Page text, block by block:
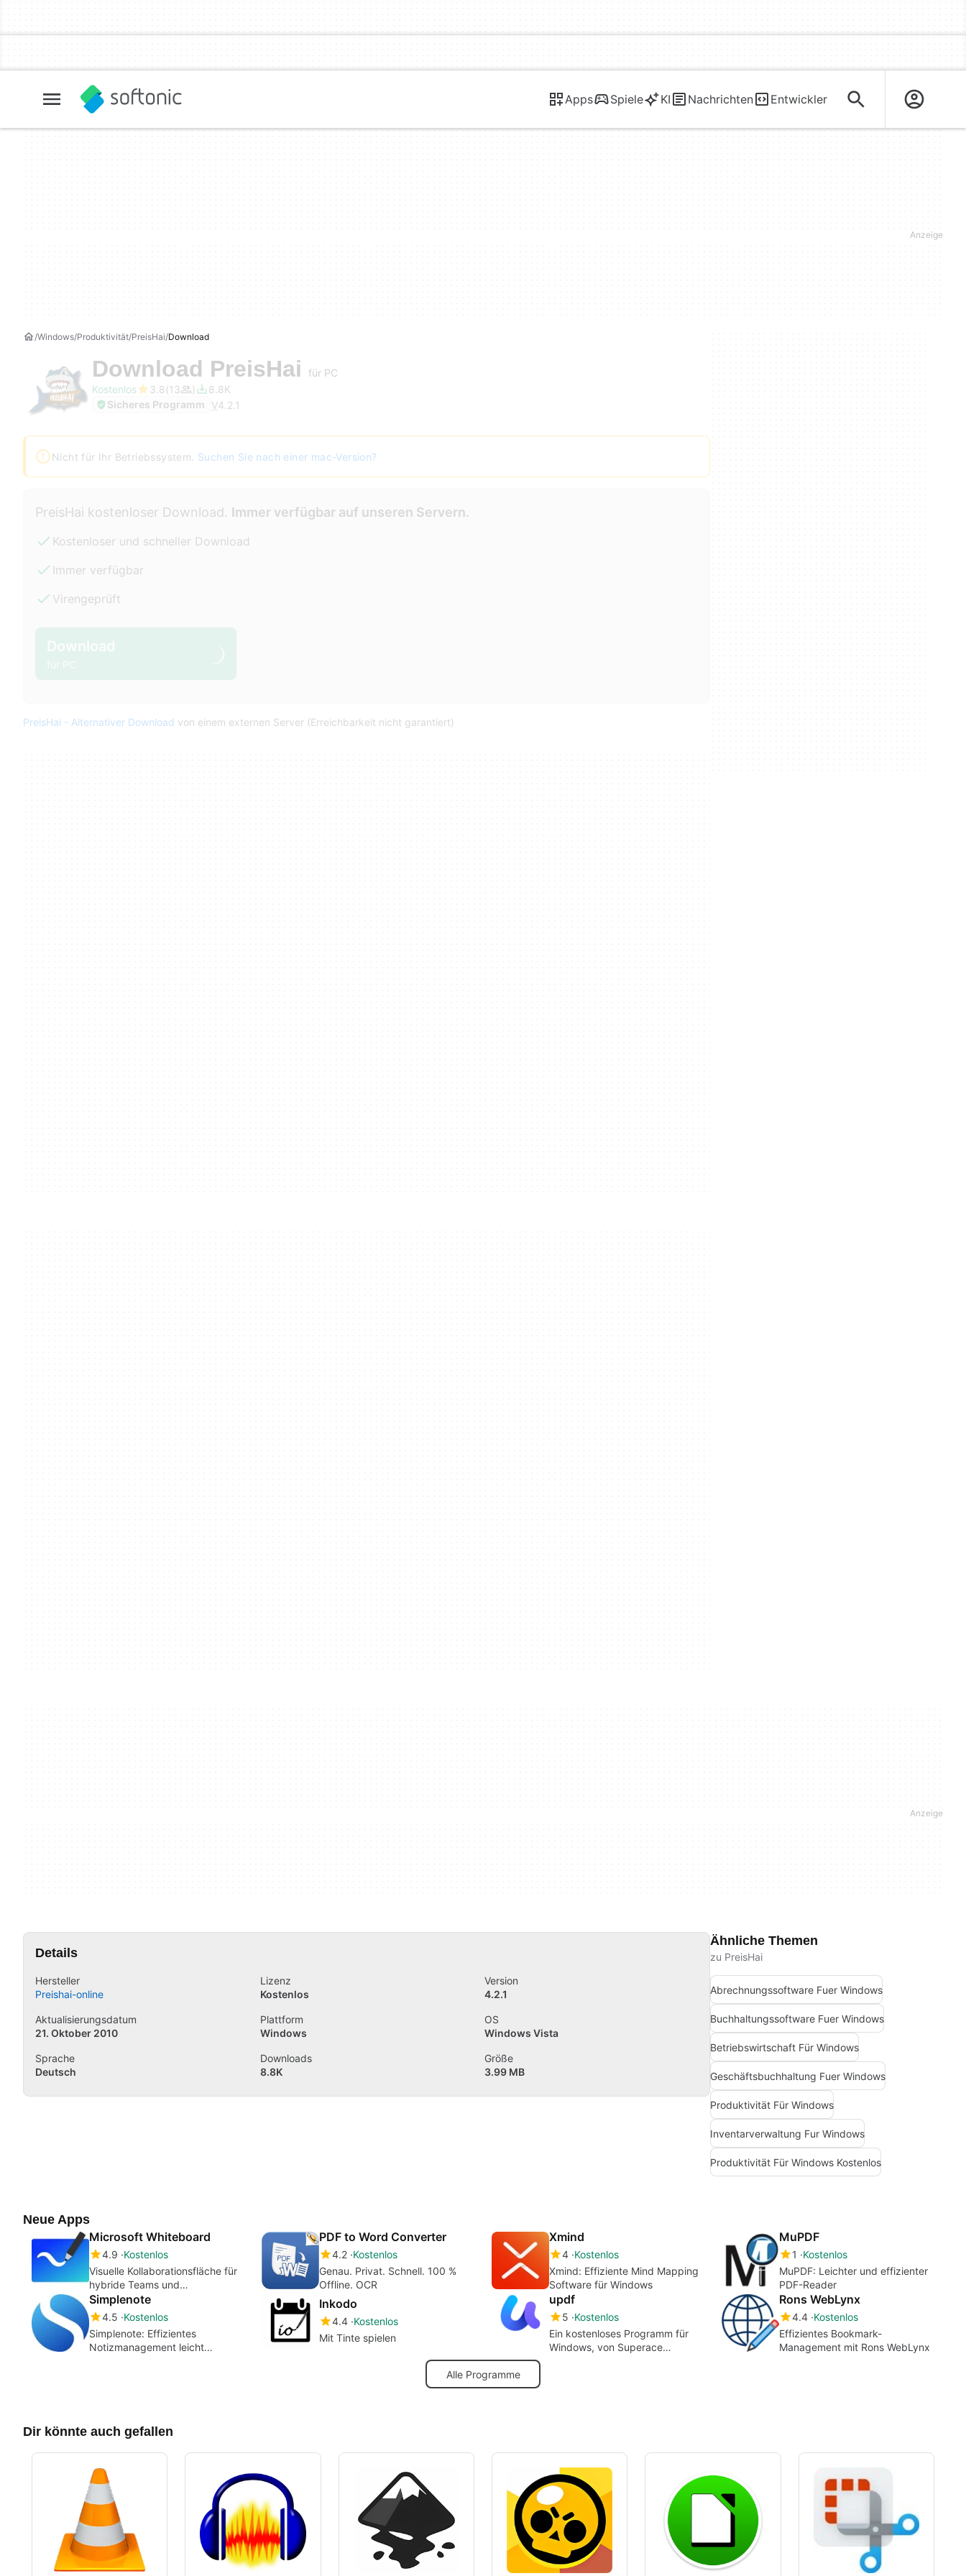
Apps Spiele KI Nachrichten Entwickler
Windows Produktivität PreisHai Download
Download PreisHai
für PC
Kostenlos
3.8 13
8.8K
Sicheres Programm
V4.2.1
Nicht für Ihr Betriebssystem. Suchen Sie nach einer mac-Version?
PreisHai kostenloser Download. Immer verfügbar auf unseren Servern.
Kostenloser und schneller Download
Immer verfügbar
Virengeprüft
Download
für PC
PreisHai - Alternativer Download von einem externen Server (Erreichbarkeit nicht garantiert)
Details
Hersteller
Preishai-online
Lizenz
Kostenlos
Version
4.2.1
Aktualisierungsdatum
21. Oktober 2010
Plattform
Windows
OS
Windows Vista
Sprache
Deutsch
Downloads
8.8K
Größe
3.99 MB
Ähnliche Themen
zu PreisHai
Abrechnungssoftware Fuer Windows
Buchhaltungssoftware Fuer Windows
Betriebswirtschaft Für Windows
Geschäftsbuchhaltung Fuer Windows
Produktivität Für Windows
Inventarverwaltung Fur Windows
Produktivität Für Windows Kostenlos
Neue Apps
Microsoft Whiteboard
4.9 Kostenlos
Visuelle Kollaborationsfläche für
hybride Teams und
Klassenraumarbeit
PDF to Word Converter
4.2 Kostenlos
Genau. Privat. Schnell. 100 %
Offline. OCR
Xmind
4 Kostenlos
Xmind: Effiziente Mind Mapping
Software für Windows
MuPDF
1
Kostenlos
MuPDF: Leichter und effizienter
PDF-Reader
Simplenote
4.5 Kostenlos
Simplenote: Effizientes
Notizmanagement leicht
Inkodo
4.4 Kostenlos
Mit Tinte spielen
updf
5 Kostenlos
Ein kostenloses Programm für
Windows, von Superace
Rons WebLynx
4.4 Kostenlos
Effizientes Bookmark-
Management mit Rons WebLynx
Alle Programme
Dir könnte auch gefallen